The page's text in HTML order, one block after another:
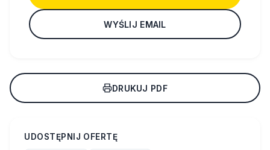
WYŚLIJ EMAIL
DRUKUJ PDF
UDOSTĘPNIJ OFERTĘ